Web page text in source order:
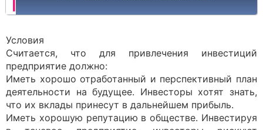
Условия
Считается, что для привлечения инвестиций
предприятие должно:
Иметь хорошо отработанный и перспективный план
деятельности на будущее. Инвесторы хотят знать,
что их вклады принесут в дальнейшем прибыль.
Иметь хорошую репутацию в обществе. Инвестируя